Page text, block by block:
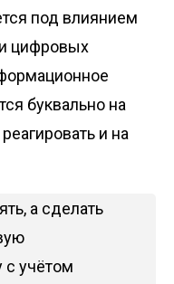
под влиянием
и цифровых
буквально на
и на
а сделать
с учётом